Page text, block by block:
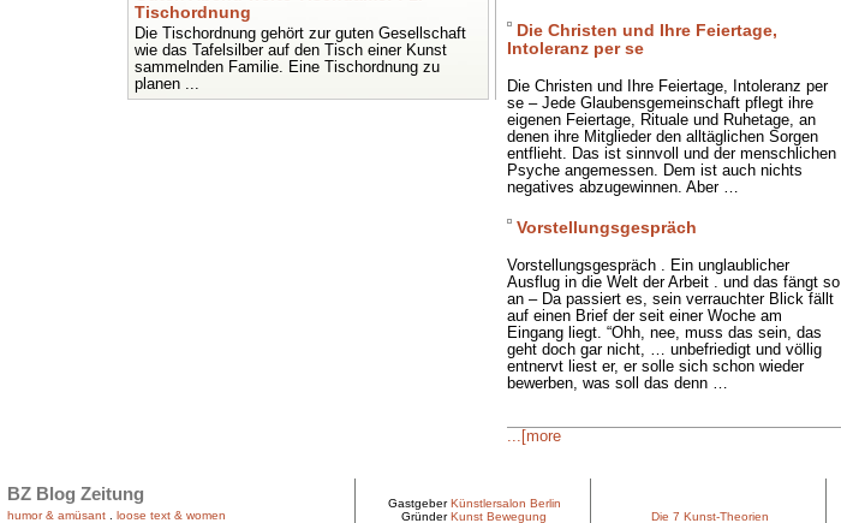
Tischordnung
Die Tischordnung gehört zur guten Gesellschaft
wie das Tafelsilber auf den Tisch einer Kunst
sammelnden Familie. Eine Tischordnung zu
planen ...
Die Christen und Ihre Feiertage,
Intoleranz per se
Die Christen und Ihre Feiertage, Intoleranz per
se – Jede Glaubensgemeinschaft pflegt ihre
eigenen Feiertage, Rituale und Ruhetage, an
denen ihre Mitglieder den alltäglichen Sorgen
entflieht. Das ist sinnvoll und der menschlichen
Psyche angemessen. Dem ist auch nichts
negatives abzugewinnen. Aber …
Vorstellungsgespräch
Vorstellungsgespräch . Ein unglaublicher
Ausflug in die Welt der Arbeit . und das fängt so
an – Da passiert es, sein verrauchter Blick fällt
auf einen Brief der seit einer Woche am
Eingang liegt. “Ohh, nee, muss das sein, das
geht doch gar nicht, … unbefriedigt und völlig
entnervt liest er, er solle sich schon wieder
bewerben, was soll das denn …
...[more
BZ Blog Zeitung
humor & amüsant loose text & women
GastgeberKünstlersalon Berlin
GründerKunst Bewegung Die 7 Kunst-Theorien